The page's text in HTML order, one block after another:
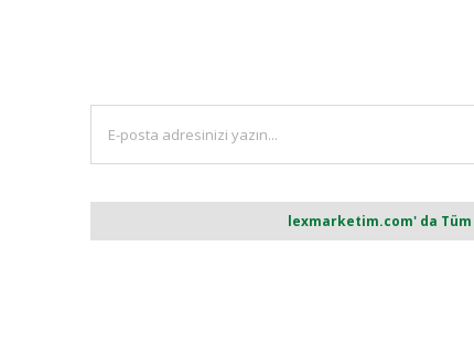
lexmarketim.com' da